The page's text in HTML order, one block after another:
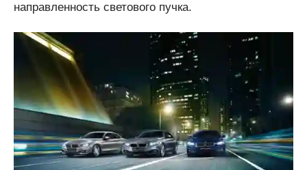
направленность светового пучка.